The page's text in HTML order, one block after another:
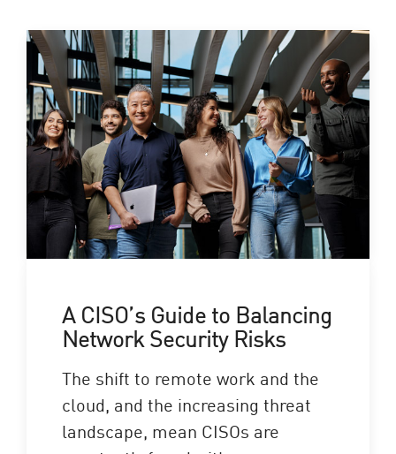
A CISO’s Guide to Balancing
Network Security Risks
The shift to remote work and the
cloud, and the increasing threat
landscape, mean CISOs are